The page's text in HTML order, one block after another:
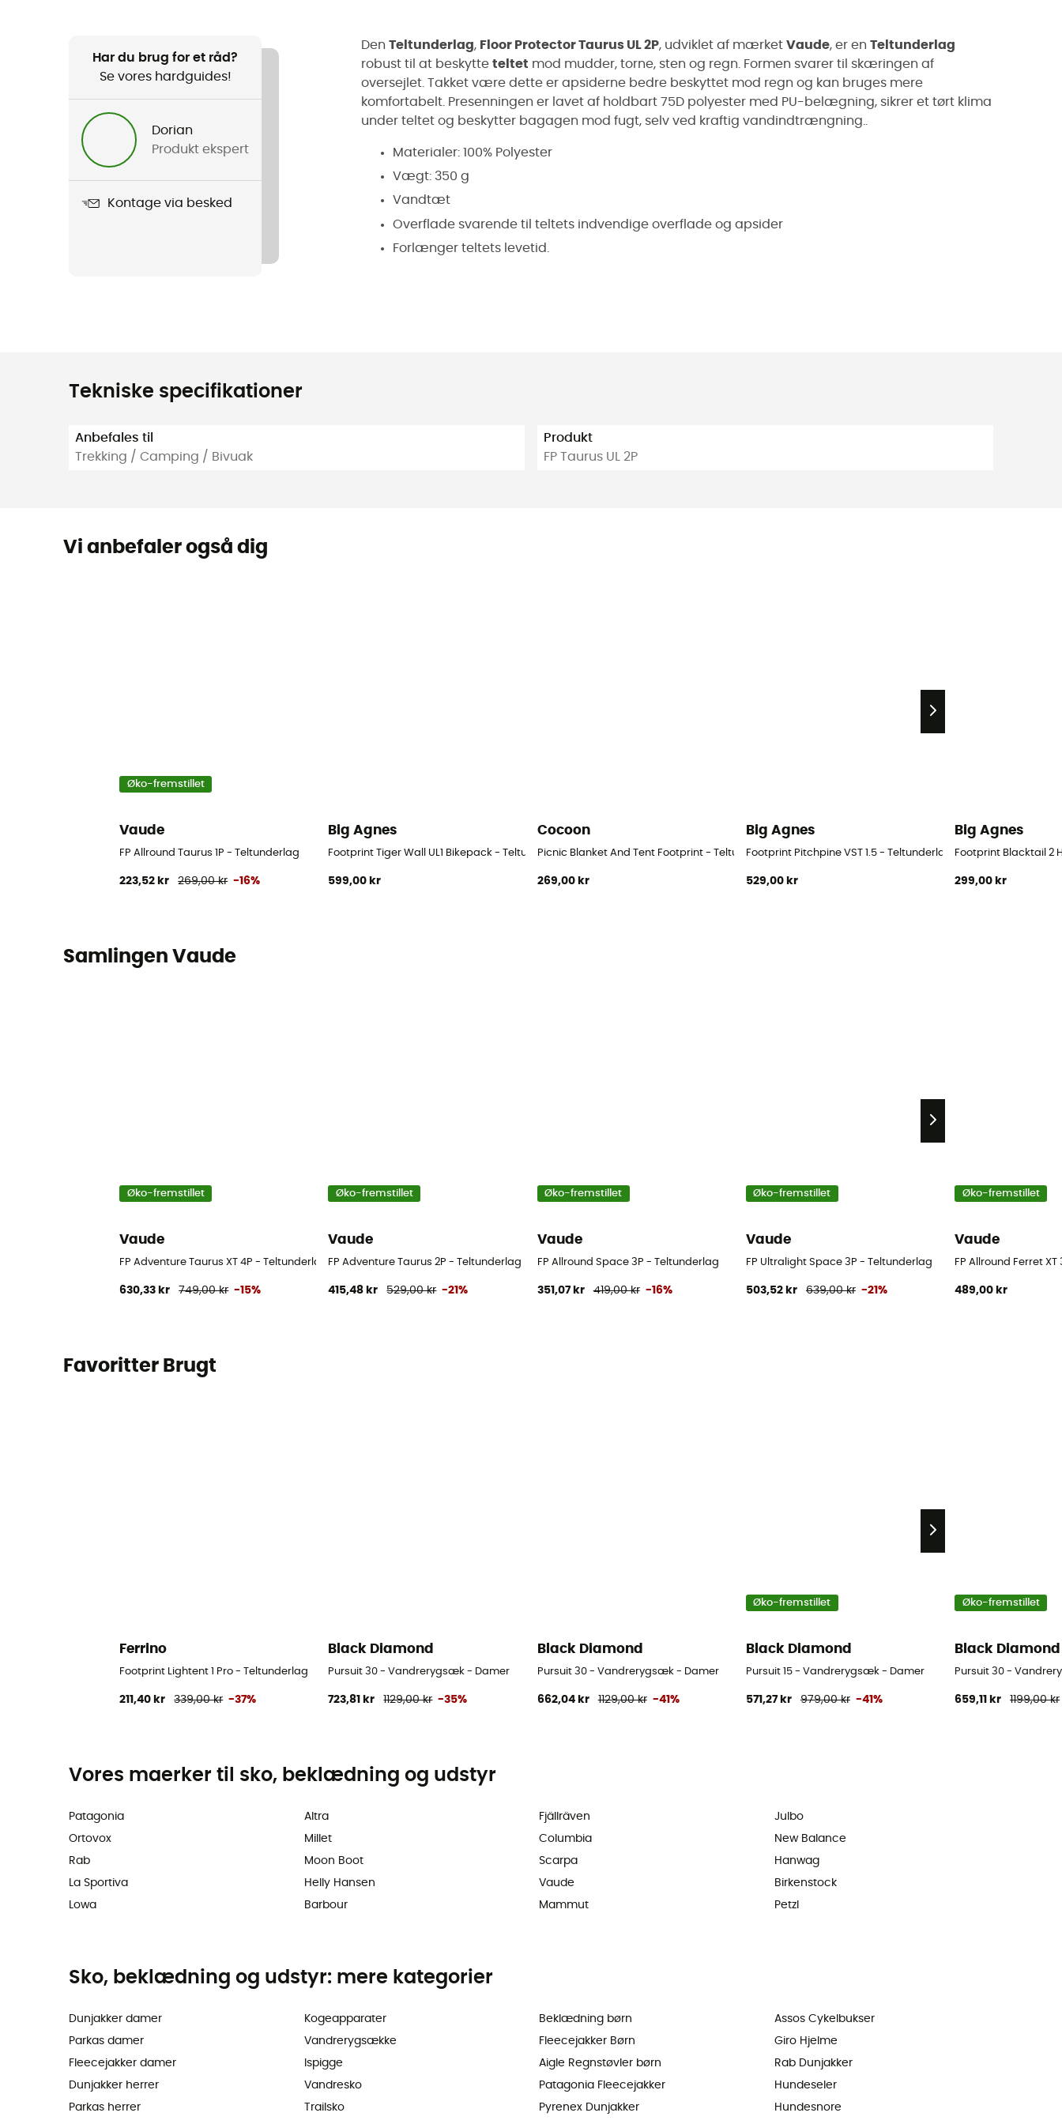
Har du brug for et råd?
Se vores hardguides!
Dorian
Produkt ekspert
Kontage via besked
Den Teltunderlag, Floor Protector Taurus UL 2P, udviklet af mærket Vaude, er en Teltunderlag
robust til at beskytte teltet mod mudder, torne, sten og regn. Formen svarer til skæringen af
oversejlet. Takket være dette er apsiderne bedre beskyttet mod regn og kan bruges mere
komfortabelt. Presenningen er lavet af holdbart 75D polyester med PU-belægning, sikrer et tørt klima
under teltet og beskytter bagagen mod fugt, selv ved kraftig vandindtrængning.
Materialer: 100% Polyester
Vægt: 350 g
Vandtæt
Overflade svarende til teltets indvendige overflade og apsider
Forlænger teltets levetid.
Tekniske specifikationer
Anbefales til
Trekking / Camping / Bivuak
Produkt
FP Taurus UL 2P
Vi anbefaler også dig
Øko-fremstillet
Vaude
FP Allround Taurus 1P - Teltunderlag
223,52 kr 269,00 kr -16%
Big Agnes
Footprint Tiger Wall UL1 Bikepack - Teltunderlag
599,00 kr
Cocoon
Picnic Blanket And Tent Footprint - Teltunderlag
269,00 kr
Big Agnes
Footprint Pitchpine VST 1.5 - Teltunderlag
529,00 kr
Big Agnes
Footprint Blacktail 2
299,00 kr
Samlingen Vaude
Øko-fremstillet
Vaude
FP Adventure Taurus XT 4P - Teltunderlag
630,33 kr 749,00 kr -15%
Øko-fremstillet
Vaude
FP Adventure Taurus 2P - Teltunderlag
415,48 kr 529,00 kr -21%
Øko-fremstillet
Vaude
FP Allround Space 3P - Teltunderlag
351,07 kr 419,00 kr -16%
Øko-fremstillet
Vaude
FP Ultralight Space 3P - Teltunderlag
503,52 kr 639,00 kr -21%
Øko-fremstillet
Vaude
FP Allround Ferret
489,00 kr
Favoritter Brugt
Ferrino
Footprint Lightent 1 Pro - Teltunderlag
211,40 kr 339,00 kr -37%
Black Diamond
Pursuit 30 - Vandrerygsæk - Damer
723,81 kr 1129,00 kr -35%
Black Diamond
Pursuit 30 - Vandrerygsæk - Damer
662,04 kr 1129,00 kr -41%
Øko-fremstillet
Black Diamond
Pursuit 15 - Vandrerygsæk - Damer
571,27 kr 979,00 kr -41%
Øko-fremstillet
Black Diamond
Pursuit 30 -
659,11 kr 1199,00 kr
Vores maerker til sko, beklædning og udstyr
Patagonia
Ortovox
Rab
La Sportiva
Lowa
Altra
Millet
Moon Boot
Helly Hansen
Barbour
Fjällräven
Columbia
Scarpa
Vaude
Mammut
Julbo
New Balance
Hanwag
Birkenstock
Petzl
Sko, beklædning og udstyr: mere kategorier
Dunjakker damer
Parkas damer
Fleecejakker damer
Dunjakker herrer
Parkas herrer
Kogeapparater
Vandrerygsække
Ispigge
Vandresko
Trailsko
Beklædning børn
Fleecejakker Børn
Aigle Regnstøvler børn
Patagonia Fleecejakker
Pyrenex Dunjakker
Assos Cykelbukser
Giro Hjelme
Rab Dunjakker
Hundeseler
Hundesnore